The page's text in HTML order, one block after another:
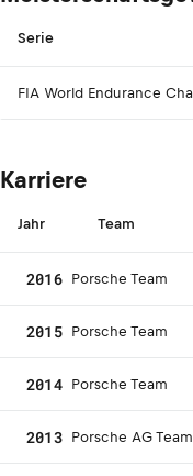
Serie
FIA World Endurance
Karriere
Jahr Team
2016 Porsche Team
2015 Porsche Team
2014 Porsche Team
2013 Porsche AG